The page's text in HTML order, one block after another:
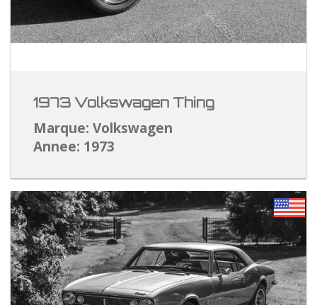
1973 Volkswagen Thing
Marque: Volkswagen
Annee: 1973